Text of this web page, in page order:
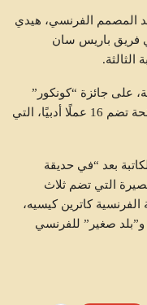
المصمم الفرنسي، هيدي
فريق باريس سان
البالغة من العمر 37 سنة، على جائزة “كونكور”
سنة 2016 عن روايتها أغنية هادئة ضمن لائحة تضم 16 عملًا أدبيًا، التي
بعد “في حديقة
التي تضم ثلاث
الفرنسية كاترين كيسيه،
صغير” للفرنسي